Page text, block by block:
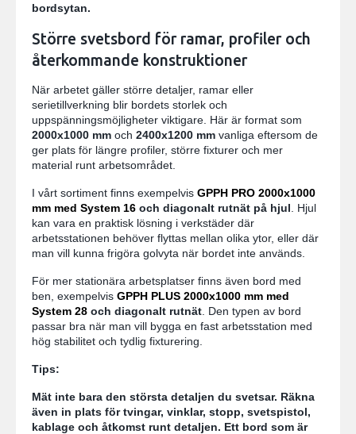
bordsytan.
Större svetsbord för ramar, profiler och
återkommande konstruktioner
När arbetet gäller större detaljer, ramar eller
serietillverkning blir bordets storlek och
uppspänningsmöjligheter viktigare. Här är format som
2000x1000 mm och 2400x1200 mm vanliga eftersom de
ger plats för längre profiler, större fixturer och mer
material runt arbetsområdet.
I vårt sortiment finns exempelvis GPPH PRO 2000x1000
mm med System 16 och diagonalt rutnät på hjul . Hjul
kan vara en praktisk lösning i verkstäder där
arbetsstationen behöver flyttas mellan olika ytor, eller där
man vill kunna frigöra golvyta när bordet inte används.
För mer stationära arbetsplatser finns även bord med
ben, exempelvis GPPH PLUS 2000x1000 mm med
System 28 och diagonalt rutnät . Den typen av bord
passar bra när man vill bygga en fast arbetsstation med
hög stabilitet och tydlig fixturering.
Tips:
Mät inte bara den största detaljen du svetsar. Räkna
även in plats för tvingar, vinklar, stopp, svetspistol,
kablage och åtkomst runt detaljen. Ett bord som är